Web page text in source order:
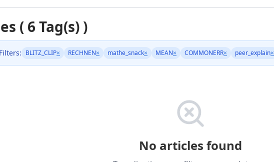
( 6 Tag(s) )
BLITZ_CLIP× RECHNEN× mathe_snack× MEAN× COMMONERR× peer_explain×
No articles found